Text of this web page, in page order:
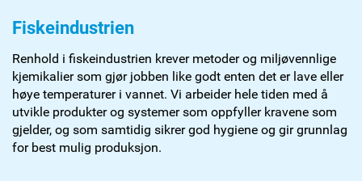
Fiskeindustrien
Renhold i fiskeindustrien krever metoder og miljøvennlige
kjemikalier som gjør jobben like godt enten det er lave eller
høye temperaturer i vannet. Vi arbeider hele tiden med å
utvikle produkter og systemer som oppfyller kravene som
gjelder, og som samtidig sikrer god hygiene og gir grunnlag
for best mulig produksjon.